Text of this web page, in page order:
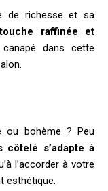
de richesse et sa
raffinée et
dans cette
ou bohème ? Peu
côtelé s’adapte à
l’accorder à votre
esthétique.